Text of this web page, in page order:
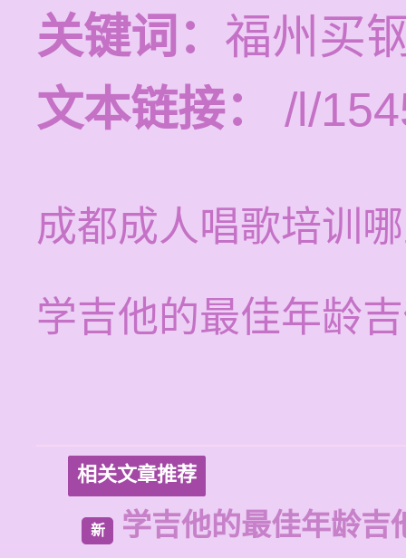
关键词： 福州买
文本链接：
/l/
成都成人唱歌培训
学吉他的最佳年龄
相关文章推荐
新 学吉他的最佳年龄吉